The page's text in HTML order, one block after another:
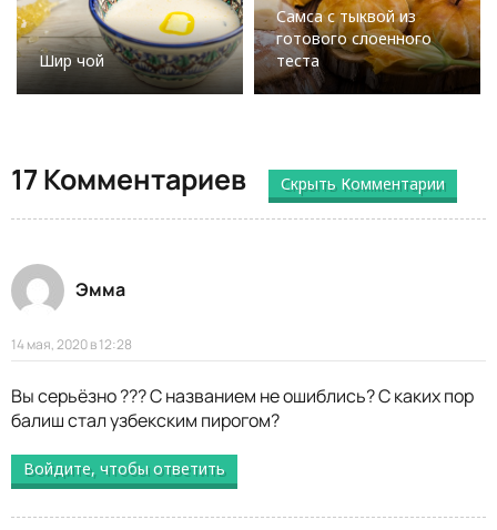
Шир чой
Самса с тыквой из
готового слоенного
теста
17 Комментариев Скрыть Комментарии
Эмма
14 мая, 2020 в 12:28
Вы серьёзно ??? С названием не ошиблись? С каких пор
балиш стал узбекским пирогом?
Войдите, чтобы ответить